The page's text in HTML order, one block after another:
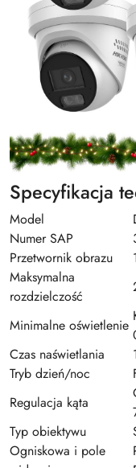
Specyfikacja
Model
Numer SAP
Przetwornik obrazu
Maksymalna
rozdzielczość
Minimalne oświetlenie
Czas naświetlania
Tryb dzień/noc
Regulacja kąta
Typ obiektywu
Ogniskowa i pole